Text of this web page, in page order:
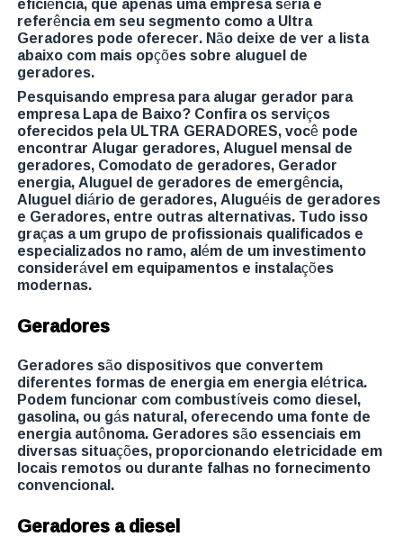
referência em seu segmento como a Ultra
Geradores pode oferecer. Não deixe de ver a lista
abaixo com mais opções sobre aluguel de
geradores.
Pesquisando empresa para alugar gerador para
empresa Lapa de Baixo? Confira os serviços
oferecidos pela ULTRA GERADORES, você pode
encontrar Alugar geradores, Aluguel mensal de
geradores, Comodato de geradores, Gerador
energia, Aluguel de geradores de emergência,
Aluguel diário de geradores, Aluguéis de geradores
e Geradores, entre outras alternativas. Tudo isso
graças a um grupo de profissionais qualificados e
especializados no ramo, além de um investimento
considerável em equipamentos e instalações
modernas.
Geradores
Geradores são dispositivos que convertem
diferentes formas de energia em energia elétrica.
Podem funcionar com combustíveis como diesel,
gasolina, ou gás natural, oferecendo uma fonte de
energia autônoma. Geradores são essenciais em
diversas situações, proporcionando eletricidade em
locais remotos ou durante falhas no fornecimento
convencional.
Geradores a diesel